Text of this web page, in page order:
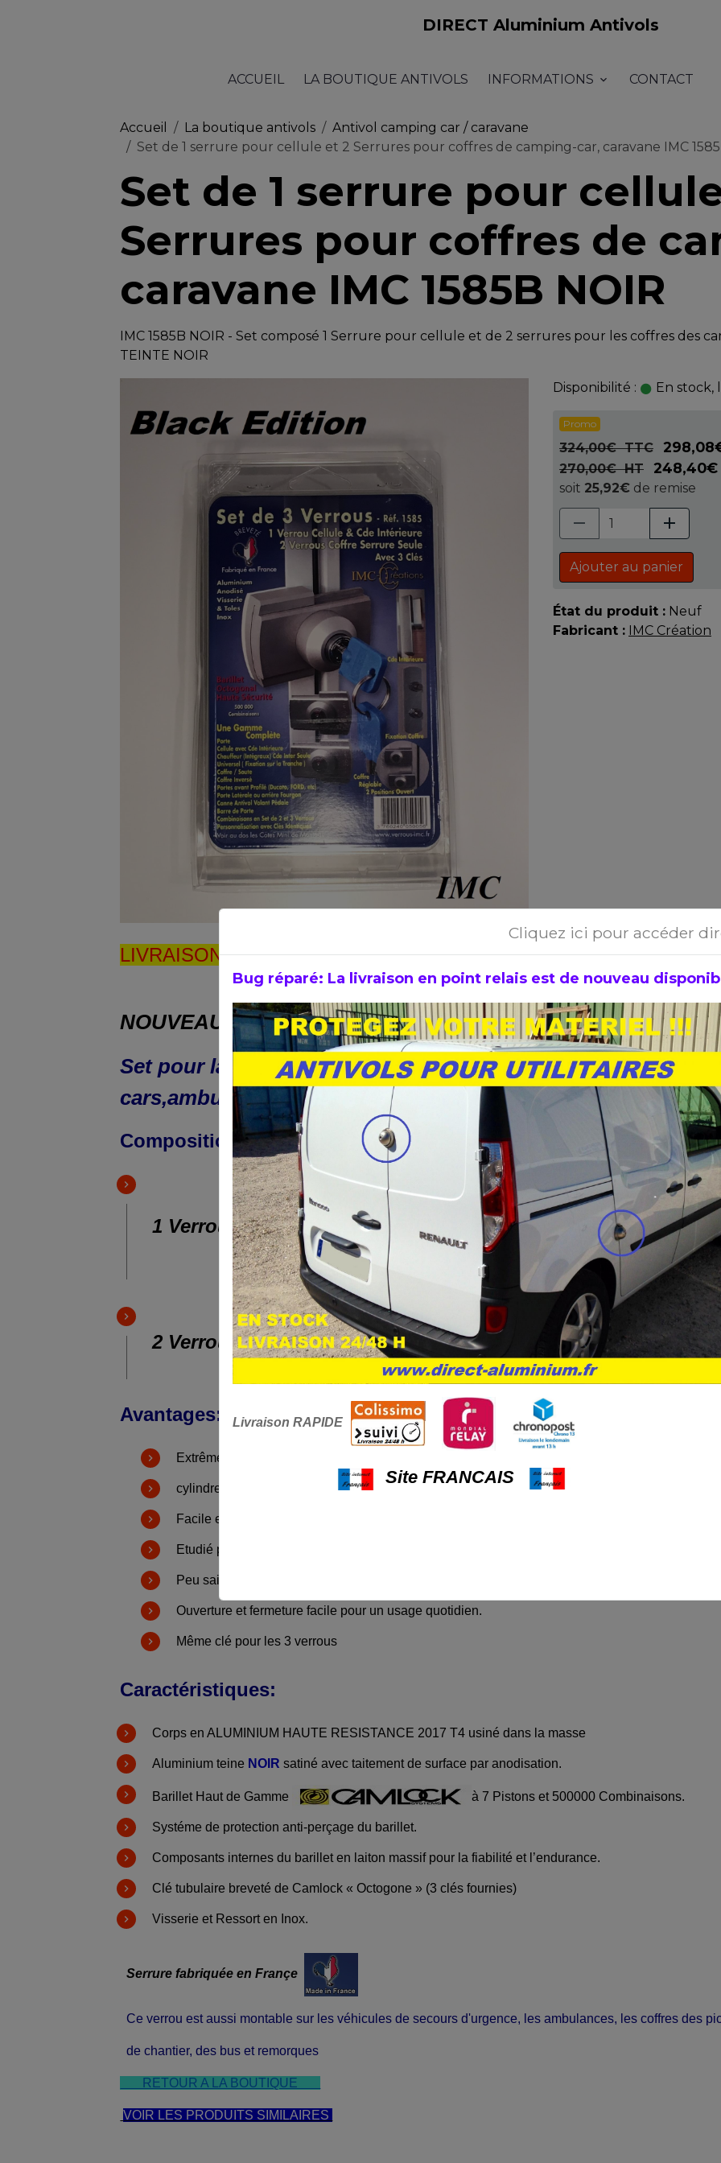
DIRECT Aluminium Antivols
ACCUEIL LA BOUTIQUE ANTIVOLS INFORMATIONS CONTACT
Accueil La boutique antivols
Antivol camping car / caravane
Set de 1 serrure pour cellule et 2 Serrures pour coffres de camping-car, caravane IMC
Set de 1 serrure pour
Serrures pour coffres de
caravane IMC 1585B NOIR
IMC 1585B NOIR - Set composé 1 Serrure pour cellule et de 2 serrures pour les coffres des
TEINTE NOIR
Disponibilité : En stock,
Promo
324,00€ TTC
270,00€ HT 248,40€
soit 25,92€ de remise
Ajouter au panier
État du produit : Neuf
Fabricant : IMC Création
LIVRAISON GRATUITE 24/48H
NOUVEAU !!! Black Edition
Set pour la sécurisation de la porte et des coffres des
cars,ambulances ..
Composition:
1 Verrou pour cellule avec deverouillage interieurIMC1507B
2 Verrous pour coffre IMC 1584B NOIR
Avantages:
Extrêmement sûr, grâce à son corps en ALUMINIUM macif
cylindre à clé tubulaire (utilisation simple)
Facile et rapide à installer
Etudié pour être utilisé sur les portes des camping-car, caravane, ambulance, bus ....
Peu saillant
Ouverture et fermeture facile pour un usage quotidien.
Même clé pour les 3 verrous
Caractéristiques:
Corps en ALUMINIUM HAUTE RESISTANCE 2017 T4 usiné dans la masse
Aluminium teine NOIR satiné avec taitement de surface par anodisation.
Barillet Haut de Gamme à 7 Pistons et 500000 Combinaisons.
Systéme de protection anti-perçage du barillet.
Composants internes du barillet en laiton massif pour la fiabilité et l’endurance.
Clé tubulaire breveté de Camlock « Octogone » (3 clés fournies)
Visserie et Ressort en Inox.
Serrure fabriquée en Françe
Ce verrou est aussi montable sur les véhicules de secours d'urgence, les ambulances, les coffres des
de chantier, des bus et remorques
RETOUR A LA BOUTIQUE
VOIR LES PRODUITS SIMILAIRES
Cliquez ici pour accéder
Bug réparé: La livraison en point relais est de nouveau
Livraison RAPIDE
Site FRANCAIS